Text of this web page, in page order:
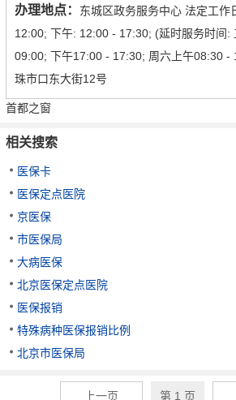
办理地点： 东城区政务服务中心 法定工作
12:00; 下午: 12:00 - 17:30; (延时服务时间:
09:00; 下午17:00 - 17:30; 周六上午08:30 -
珠市口东大街12号
首都之窗
相关搜索
医保卡
医保定点医院
京医保
市医保局
大病医保
北京医保定点医院
医保报销
特殊病种医保报销比例
北京市医保局
上一页 第 1 页